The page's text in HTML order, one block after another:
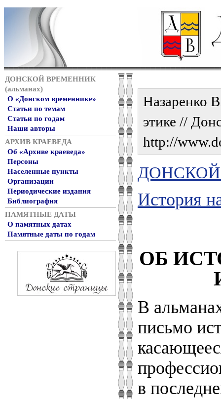
ДОНСКОЙ ВРЕМЕННИК
(альманах)
О «Донском временнике»
Статьи по темам
Статьи по годам
Наши авторы
АРХИВ КРАЕВЕДА
Об «Архиве краеведа»
Персоны
Населенные пункты
Организации
Периодические издания
Библиография
ПАМЯТНЫЕ ДАТЫ
О памятных датах
Памятные даты по годам
Назаренко
этике //
http://
ДОНСКОЙ
История
ОБ
В
письмо
в